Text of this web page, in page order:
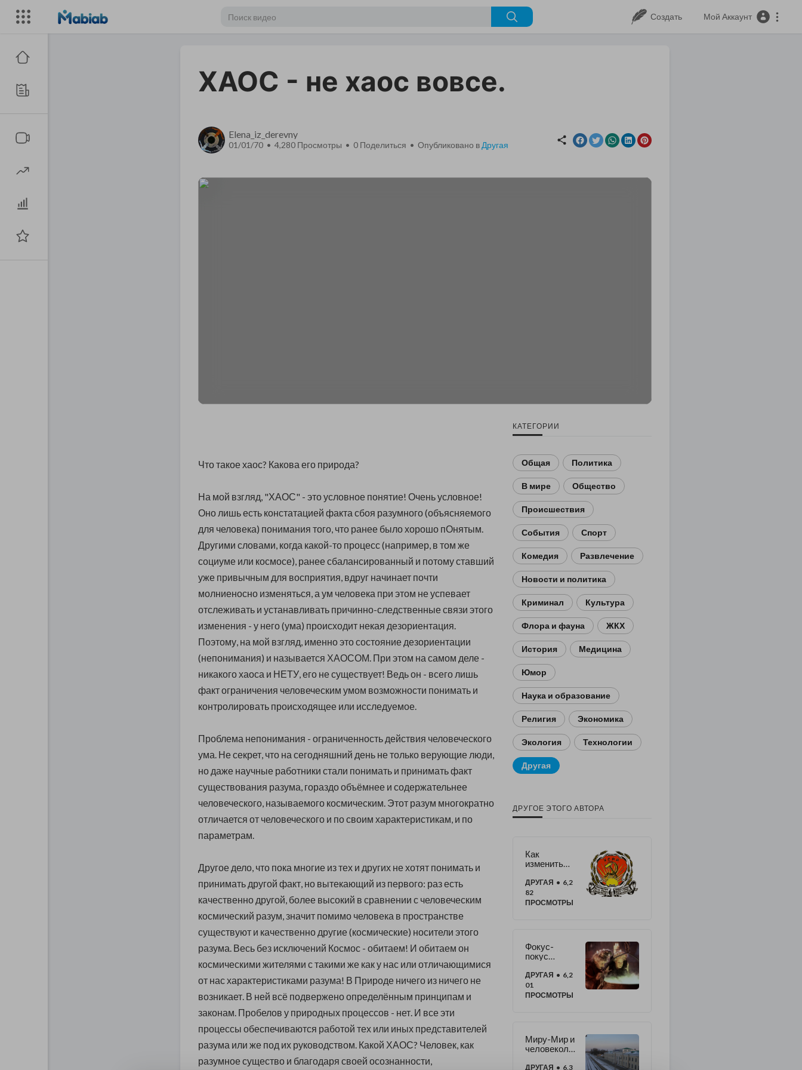
Создать Мой Аккаунт
ХАОС - не хаос вовсе.
Elena_iz_derevny
01/01/70 • 4,280 Просмотры • 0 Поделиться • Опубликовано в Другая
Что такое хаос? Какова его природа?
На мой взгляд, "ХАОС" - это условное понятие! Очень условное!
Оно лишь есть констатацией факта сбоя разумного (объясняемого
для человека) понимания того, что ранее было хорошо пОнятым.
Другими словами, когда какой-то процесс (например, в том же
социуме или космосе), ранее сбалансированный и потому ставший
уже привычным для восприятия, вдруг начинает почти
молниеносно изменяться, а ум человека при этом не успевает
отслеживать и устанавливать причинно-следственные связи этого
изменения - у него (ума) происходит некая дезориентация.
Поэтому, на мой взгляд, именно это состояние дезориентации
(непонимания) и называется ХАОСОМ. При этом на самом деле -
никакого хаоса и НЕТУ, его не существует! Ведь он - всего лишь
факт ограничения человеческим умом возможности понимать и
контролировать происходящее или исследуемое.
Проблема непонимания - ограниченность действия человеческого
ума. Не секрет, что на сегодняшний день не только верующие люди,
но даже научные работники стали понимать и принимать факт
существования разума, гораздо объёмнее и содержательнее
человеческого, называемого космическим. Этот разум многократно
отличается от человеческого и по своим характеристикам, и по
параметрам.
Другое дело, что пока многие из тех и других не хотят понимать и
принимать другой факт, но вытекающий из первого: раз есть
качественно другой, более высокий в сравнении с человеческим
космический разум, значит помимо человека в пространстве
существуют и качественно другие (космические) носители этого
разума. Весь без исключений Космос - обитаем! И обитаем он
космическими жителями с такими же как у нас или отличающимися
от нас характеристиками разума! В Природе ничего из ничего не
возникает. В ней всё подвержено определённым принципам и
законам. Пробелов у природных процессов - нет. И все эти
процессы обеспечиваются работой тех или иных представителей
разума или же под их руководством. Какой ХАОС? Человек, как
разумное существо и благодаря своей осознанности,
КАТЕГОРИИ
Общая Политика
В мире Общество
Происшествия
События Спорт
Комедия Развлечение
Новости и политика
Криминал Культура
Флора и фауна ЖКХ
История Медицина
Юмор
Наука и образование
Религия Экономика
Экология Технологии
Другая
ДРУГОЕ ЭТОГО АВТОРА
Как
изменить
развития
украинского
общества
ДРУГАЯ • 6,2
82
ПРОСМОТРЫ
Фокус-
покус
достижений
за 2015 год
ДРУГАЯ • 6,2
01
ПРОСМОТРЫ
Миру-Мир и
человеколю
значит без
ДРУГАЯ • 6,3